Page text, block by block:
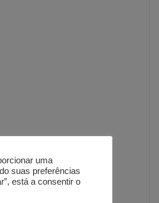
uma
suas preferências
está a consentir o